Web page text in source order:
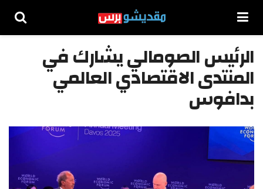
الرئيس الصومالي يشارك في
المنتدى الاقتصادي العالمي
بدافوس